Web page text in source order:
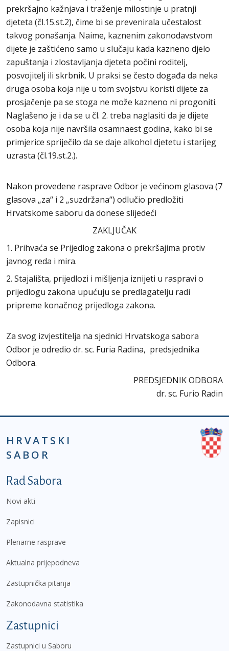
prekršajno kažnjava i traženje milostinje u pratnji
djeteta (čl.15.st.2), čime bi se prevenirala učestalost
takvog ponašanja. Naime, kaznenim zakonodavstvom
dijete je zaštićeno samo u slučaju kada kazneno djelo
zapuštanja i zlostavljanja djeteta počini roditelj,
posvojitelj ili skrbnik. U praksi se često događa da neka
druga osoba koja nije u tom svojstvu koristi dijete za
prosjačenje pa se stoga ne može kazneno ni progoniti.
Naglašeno je i da se u čl. 2. treba naglasiti da je dijete
osoba koja nije navršila osamnaest godina, kako bi se
primjerice spriječilo da se daje alkohol djetetu i starijeg
uzrasta (čl.19.st.2.).
Nakon provedene rasprave Odbor je većinom glasova (7
glasova „za“ i 2 „suzdržana“) odlučio predložiti
Hrvatskome saboru da donese slijedeći
ZAKLJUČAK
1. Prihvaća se Prijedlog zakona o prekršajima protiv
javnog reda i mira.
2. Stajališta, prijedlozi i mišljenja iznijeti u raspravi o
prijedlogu zakona upućuju se predlagatelju radi
pripreme konačnog prijedloga zakona.
Za svog izvjestitelja na sjednici Hrvatskoga sabora
Odbor je odredio dr. sc. Furia Radina, predsjednika
Odbora.
PREDSJEDNIK ODBORA
dr. sc. Furio Radin
HRVATSKI
SABOR
Podnožje prvi izbornik
Rad Sabora
Novi akti
Zapisnici
Plenarne rasprave
Aktualna prijepodneva
Zastupnička pitanja
Zakonodavna statistika
Zastupnici
Zastupnici u Saboru